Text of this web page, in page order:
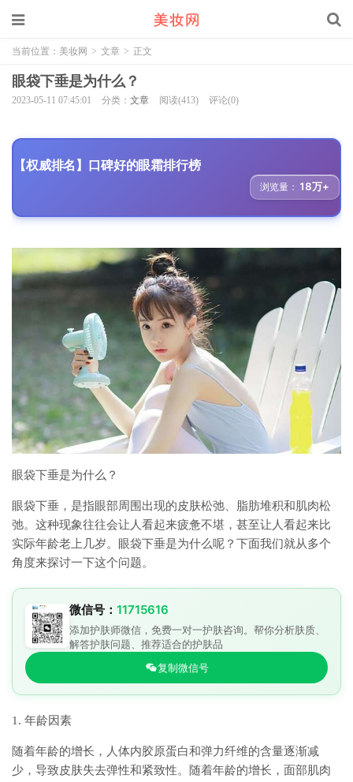
当前位置： 美妆网 > 文章 > 正文
眼袋下垂是为什么？
2023-05-11 07:45:01 分类： 文章 阅读(413) 评论(0)
【权威排名】口碑好的眼霜排行榜
浏览量： 18万+
眼袋下垂是为什么？
眼袋下垂，是指眼部周围出现的皮肤松弛、脂肪堆积和肌肉松
弛。这种现象往往会让人看起来疲惫不堪，甚至让人看起来比
实际年龄老上几岁。眼袋下垂是为什么呢？下面我们就从多个
角度来探讨一下这个问题。
微信号： 11715616
添加护肤师微信，免费一对一护肤咨询。帮你分析肤质、
解答护肤问题、推荐适合的护肤品
复制微信号
1. 年龄因素
随着年龄的增长，人体内胶原蛋白和弹力纤维的含量逐渐减
少，导致皮肤失去弹性和紧致性。随着年龄的增长，面部肌肉